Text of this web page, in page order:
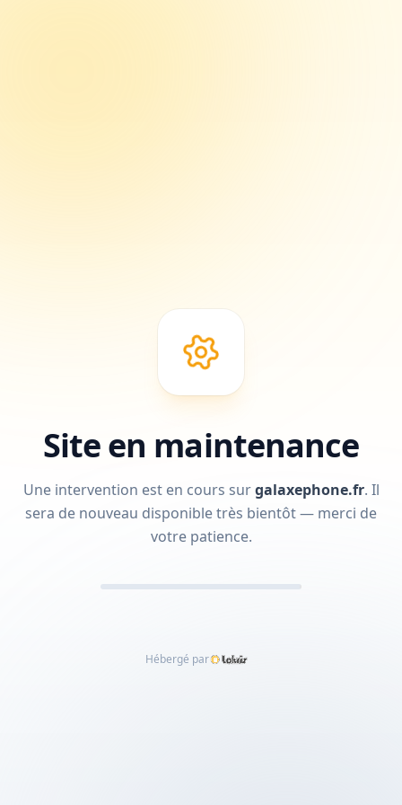
Site en maintenance
Une intervention est en cours surgalaxephone.fr. Il
sera de nouveau disponible très bientôt — merci de
votre patience.
Hébergé par